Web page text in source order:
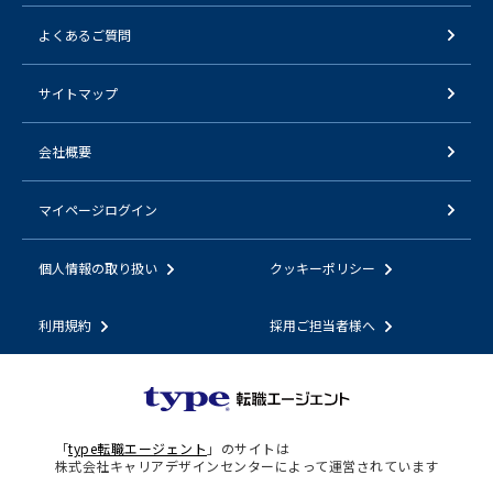
よくあるご質問
サイトマップ
会社概要
マイページログイン
個人情報の取り扱い クッキーポリシー
利用規約 採用ご担当者様へ
「type転職エージェント 」のサイトは
株式会社キャリアデザインセンターによって運営されています